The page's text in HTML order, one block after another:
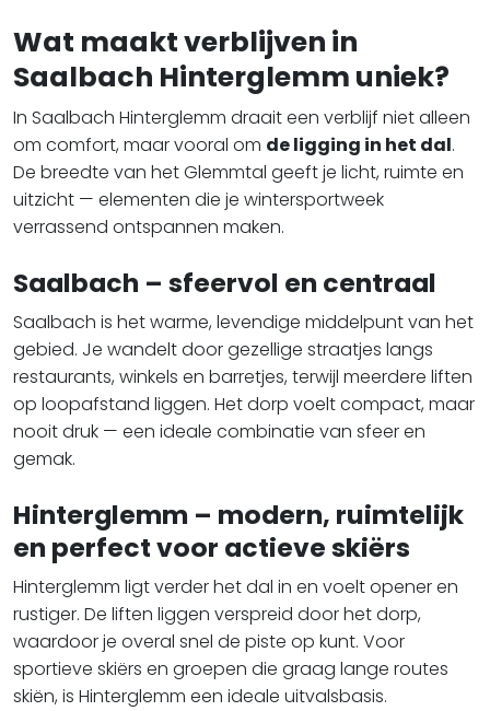
Wat maakt verblijven in
Saalbach Hinterglemm uniek?
In Saalbach Hinterglemm draait een verblijf niet alleen
om comfort, maar vooral om de ligging in het dal.
De breedte van het Glemmtal geeft je licht, ruimte en
uitzicht — elementen die je wintersportweek
verrassend ontspannen maken.
Saalbach – sfeervol en centraal
Saalbach is het warme, levendige middelpunt van het
gebied. Je wandelt door gezellige straatjes langs
restaurants, winkels en barretjes, terwijl meerdere liften
op loopafstand liggen. Het dorp voelt compact, maar
nooit druk — een ideale combinatie van sfeer en
gemak.
Hinterglemm – modern, ruimtelijk
en perfect voor actieve skiërs
Hinterglemm ligt verder het dal in en voelt opener en
rustiger. De liften liggen verspreid door het dorp,
waardoor je overal snel de piste op kunt. Voor
sportieve skiërs en groepen die graag lange routes
skiën, is Hinterglemm een ideale uitvalsbasis.